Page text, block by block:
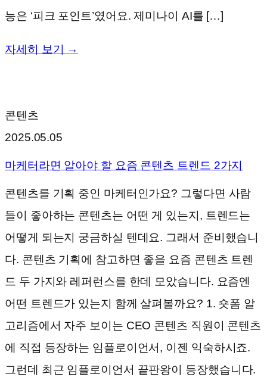
능은 ‘피크 포인트’였어요. 제미나이 AI를 […]
자세히 보기 →
콘텐츠
2025.05.05
마케터라면 알아야 할 요즘 콘텐츠 트렌드 2가지
콘텐츠를 기획 중인 마케터인가요? 그렇다면 사람
들이 좋아하는 콘텐츠는 어떤 게 있는지, 트렌드는
어떻게 되는지 궁금하실 텐데요. 그래서 준비했습니
다. 콘텐츠 기획에 참고하면 좋을 요즘 콘텐츠 트렌
드 두 가지와 레퍼런스를 한데 모았습니다. 요즘엔
어떤 트렌드가 있는지 함께 살펴볼까요? 1. 숏폼 알
고리즘에서 자주 보이는 CEO 콘텐츠 직원이 콘텐츠
에 직접 등장하는 임플로이언서, 이젠 익숙하시죠.
그런데 최근 임플로이언서 끝판왕이 등장했습니다.